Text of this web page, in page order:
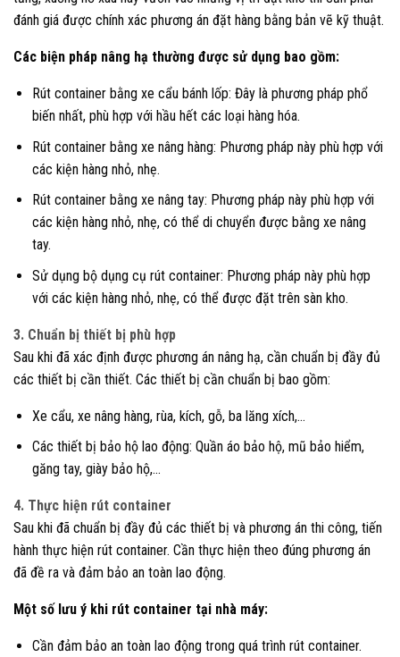
đánh giá được chính xác phương án đặt hàng bằng bản vẽ kỹ thuật.
Các biện pháp nâng hạ thường được sử dụng bao gồm:
Rút container bằng xe cẩu bánh lốp: Đây là phương pháp phổ
biến nhất, phù hợp với hầu hết các loại hàng hóa.
Rút container bằng xe nâng hàng: Phương pháp này phù hợp với
các kiện hàng nhỏ, nhẹ.
Rút container bằng xe nâng tay: Phương pháp này phù hợp với
các kiện hàng nhỏ, nhẹ, có thể di chuyển được bằng xe nâng
tay.
Sử dụng bộ dụng cụ rút container: Phương pháp này phù hợp
với các kiện hàng nhỏ, nhẹ, có thể được đặt trên sàn kho.
3. Chuẩn bị thiết bị phù hợp
Sau khi đã xác định được phương án nâng hạ, cần chuẩn bị đầy đủ
các thiết bị cần thiết. Các thiết bị cần chuẩn bị bao gồm:
Xe cẩu, xe nâng hàng, rùa, kích, gỗ, ba lăng xích,…
Các thiết bị bảo hộ lao động: Quần áo bảo hộ, mũ bảo hiểm,
găng tay, giày bảo hộ,…
4. Thực hiện rút container
Sau khi đã chuẩn bị đầy đủ các thiết bị và phương án thi công, tiến
hành thực hiện rút container. Cần thực hiện theo đúng phương án
đã đề ra và đảm bảo an toàn lao động.
Một số lưu ý khi rút container tại nhà máy:
Cần đảm bảo an toàn lao động trong quá trình rút container.